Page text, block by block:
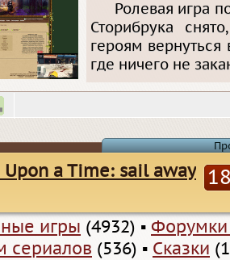
Ролевая игра
Сторибрука
героям вернуться
где ничего не
Upon a Time: sail away
игры (4932) ▪
сериалов (536) ▪ Сказки